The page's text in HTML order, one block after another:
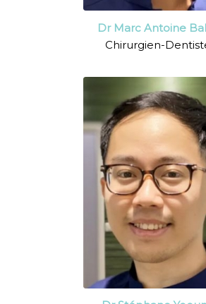
Dr Marc Antoine
Chirurgien-